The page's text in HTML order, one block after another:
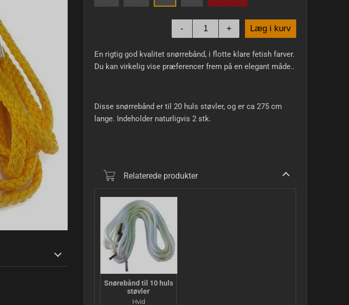
- + Læg i kurv
En rigtig god kvalitet snørrebånd, i flotte klare fetish farver.
Du kan virkelig vise præferencer frem på en elegant måde..
Disse snørrebånd er til 20 huls støvler, og er ca 275 cm
lange. Indeholder naturligvis 2 stk.
Relaterede produkter
Snørebånd til 10 huls
støvler
Hvid